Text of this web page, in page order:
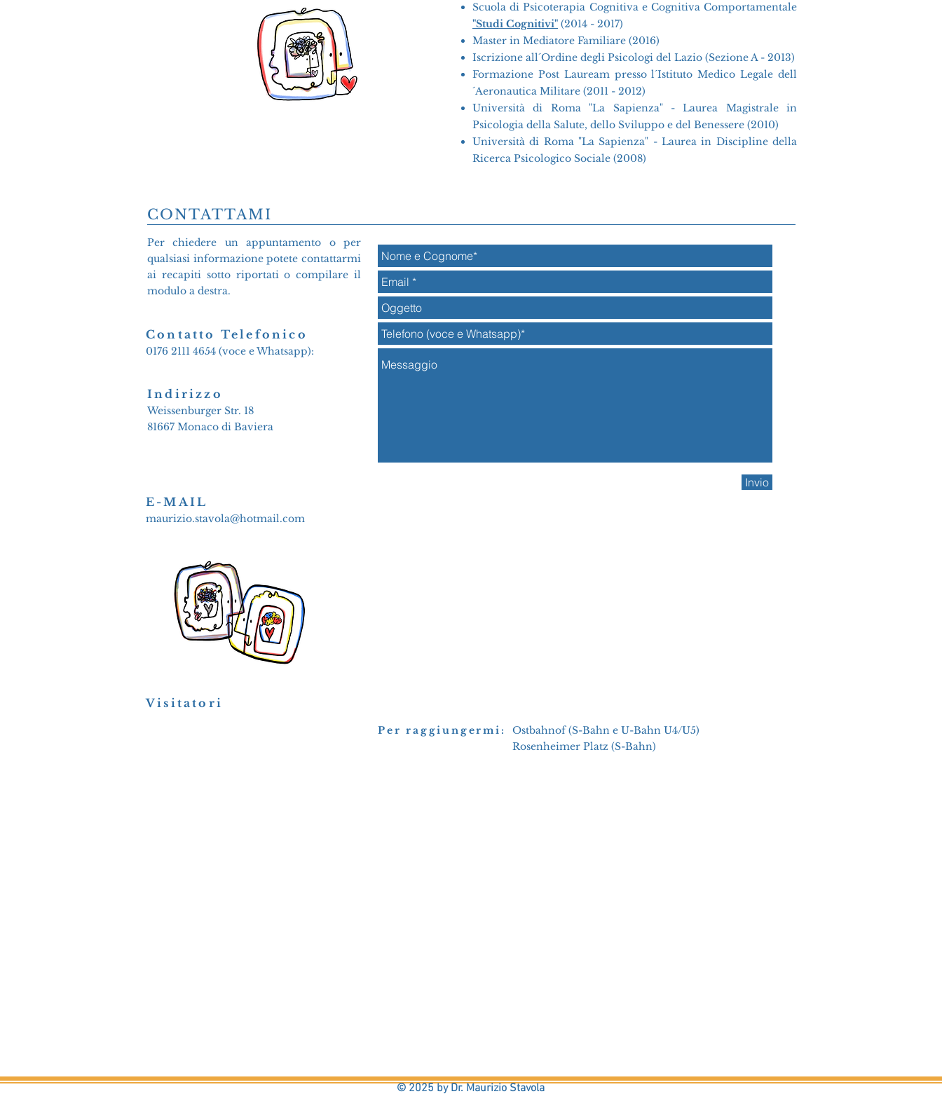
Scuola di Psicoterapia Cognitiva e Cognitiva Comportamentale
"Studi Cognitivi" (2014 - 2017)
Master in Mediatore Familiare (2016)
Iscrizione all´Ordine degli Psicologi del Lazio (Sezione A - 2013)
Formazione Post Lauream presso l´Istituto Medico Legale dell
´Aeronautica Militare (2011 - 2012)
Università di Roma "La Sapienza" - Laurea Magistrale in
Psicologia della Salute, dello Sviluppo e del Benessere (2010)
Università di Roma "La Sapienza" - Laurea in Discipline della
Ricerca Psicologico Sociale (2008)
CONTATTAMI
Per chiedere un appuntamento o per
qualsiasi informazione potete contattarmi
ai recapiti sotto riportati o compilare il
modulo a destra.
Contatto Telefonico
0176 2111 4654 (voce e Whatsapp):
Indirizzo
Weissenburger Str. 18
81667 Monaco di Baviera
E-MAIL
maurizio.stavola@hotmail.com
Visitatori
Invio
Per raggiungermi:
Ostbahnof (S-Bahn e U-Bahn U4/U5)
Rosenheimer Platz (S-Bahn)
© 2025 by Dr. Maurizio Stavola